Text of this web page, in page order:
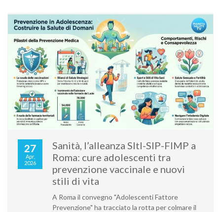
27
Apr,
2026
Sanità, l’alleanza SItI-SIP-FIMP a
Roma: cure adolescenti tra
prevenzione vaccinale e nuovi
stili di vita
A Roma il convegno "Adolescenti Fattore
Prevenzione" ha tracciato la rotta per colmare il